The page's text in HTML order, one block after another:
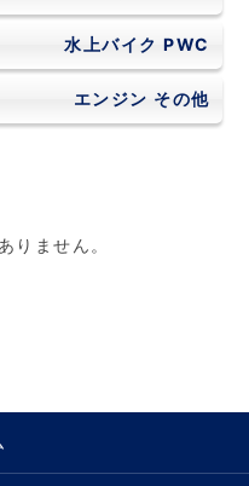
お問い合わせ
個人情報保護方針
水上バイク PWC
エンジン その他
りません。